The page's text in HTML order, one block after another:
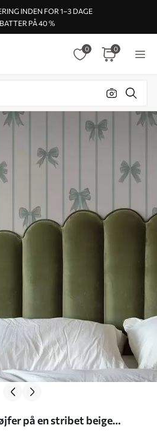
INDEN FOR 1–3 DAGE
PÅ 40 %
0 0
på en stribet beige